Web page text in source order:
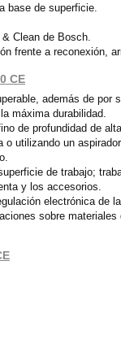
base de superficie.
Clean de Bosch.
frente a reconexión,
CE
además de
máxima durabilidad.
de profundidad de
utilizando un
de trabajo;
y los accesorios.
electrónica de
sobre